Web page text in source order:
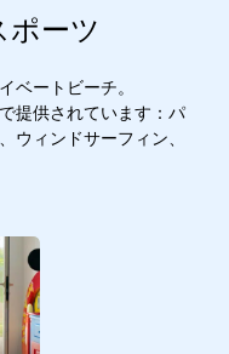
ポーツ
ベートビーチ。
提供されています：パ
ウィンドサーフィン、